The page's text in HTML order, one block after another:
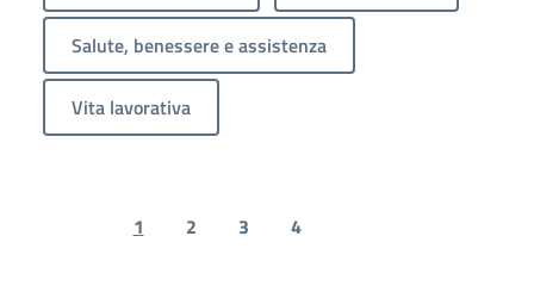
Salute, benessere e assistenza
Vita lavorativa
Previous page
1 2 3 4